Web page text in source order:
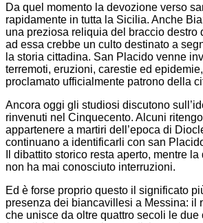
Da quel momento la devozione verso
rapidamente in tutta la Sicilia. Anche
una preziosa reliquia del braccio destro
ad essa crebbe un culto destinato a
la storia cittadina. San Placido venne
terremoti, eruzioni, carestie ed
proclamato ufficialmente patrono della
Ancora oggi gli studiosi discutono
rinvenuti nel Cinquecento. Alcuni
appartenere a martiri dell’epoca di
continuano a identificarli con san
Il dibattito storico resta aperto, mentre
non ha mai conosciuto interruzioni.
Ed è forse proprio questo il significato
presenza dei biancavillesi a Messina: il
che unisce da oltre quattro secoli le due